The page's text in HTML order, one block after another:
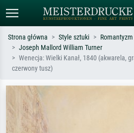
Wyszukiwanie standardowe
Szukaj wg artysty, tytułu lub stylu – np.
impresjonizm, fala Hokusaia, akt.
Strona główna Style sztuki
Romantyzm
Joseph Mallord William Turner
Wenecja: Wielki Kanał, 1840 (akwarela,
czerwony tusz)